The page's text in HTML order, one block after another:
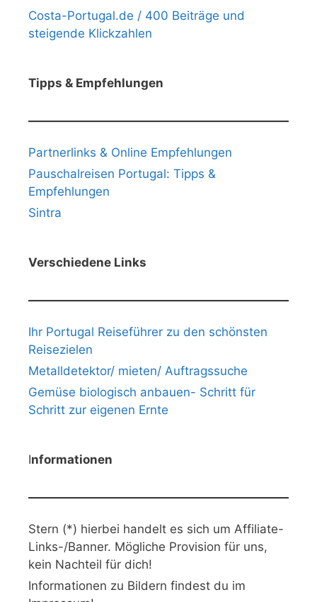
Costa-Portugal.de / 400 Beiträge und
steigende Klickzahlen
Tipps & Empfehlungen
Partnerlinks & Online Empfehlungen
Pauschalreisen Portugal: Tipps &
Empfehlungen
Sintra
Verschiedene Links
Ihr Portugal Reiseführer zu den schönsten
Reisezielen
Metalldetektor/ mieten/ Auftragssuche
Gemüse biologisch anbauen- Schritt für
Schritt zur eigenen Ernte
Informationen
Stern (*) hierbei handelt es sich um Affiliate-
Links-/Banner. Mögliche Provision für uns,
kein Nachteil für dich!
Informationen zu Bildern findest du im